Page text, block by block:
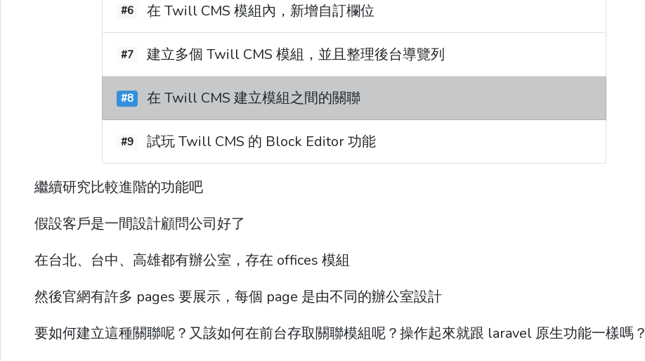
#6 在 Twill CMS 模組內，新增自訂欄位
#7 建立多個 Twill CMS 模組，並且整理後台導覽列
#8 在 Twill CMS 建立模組之間的關聯
#9 試玩 Twill CMS 的 Block Editor 功能
繼續研究比較進階的功能吧
假設客戶是一間設計顧問公司好了
在台北、台中、高雄都有辦公室，存在 offices 模組
然後官網有許多 pages 要展示，每個 page 是由不同的辦公室設計
要如何建立這種關聯呢？又該如何在前台存取關聯模組呢？操作起來就跟 laravel 原生功能一樣嗎？